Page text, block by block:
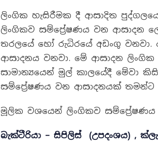
ලිංගික හැසිරීමක දී ආසාදිත
ලිංගිකව සම්ප්‍රේෂණය වන ආසාදන
තරලයේ හෝ රුධිරයේ අඩංගු
ආසාදනය වනවා. මේ ආසාදන
සාමාන්‍යයෙන් මුල් කාලයේදී මේවා
සම්ප්‍රේෂණය වන ආසාදනයක් තමන්ට
මූලික වශයෙන් ලිංගිකව
බැක්ටීරියා – සිපිලිස් (උපදංශය) ,